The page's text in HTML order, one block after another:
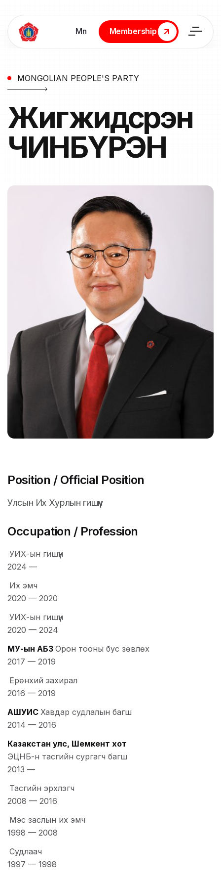
Мn
Membership
Membership
MONGOLIAN PEOPLE'S PARTY
Жигжидсүрэн
ЧИНБҮРЭН
Position / Official Position
Улсын Их Хурлын гишүүн
Occupation / Profession
УИХ-ын гишүүн
2024 —
Их эмч
2020 — 2020
УИХ-ын гишүүн
2020 — 2024
МУ-ын ҮАБЗ Орон тооны бус зөвлөх
2017 — 2019
Ерөнхий захирал
2016 — 2019
АШУҮИС Хавдар судлалын багш
2014 — 2016
Казакстан улс, Шемкент хот
ЭЦНБ-н тасгийн сургагч багш
2013 —
Тасгийн эрхлэгч
2008 — 2016
Мэс заслын их эмч
1998 — 2008
Судлаач
1997 — 1998